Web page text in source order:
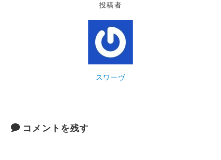
投稿者
スワーヴ
コメントを残す